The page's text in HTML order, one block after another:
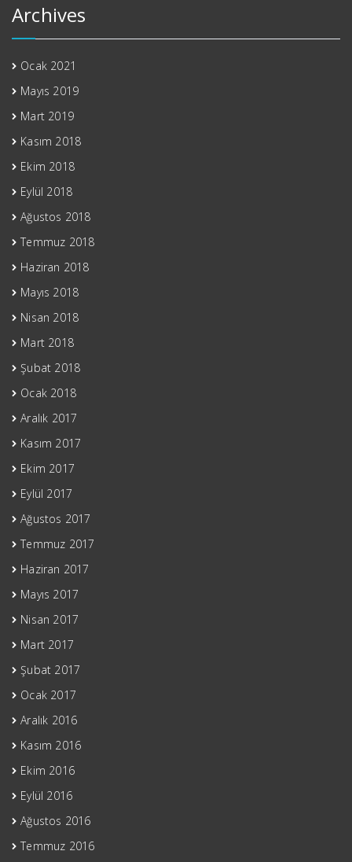
Archives
Ocak 2021
Mayıs 2019
Mart 2019
Kasım 2018
Ekim 2018
Eylül 2018
Ağustos 2018
Temmuz 2018
Haziran 2018
Mayıs 2018
Nisan 2018
Mart 2018
Şubat 2018
Ocak 2018
Aralık 2017
Kasım 2017
Ekim 2017
Eylül 2017
Ağustos 2017
Temmuz 2017
Haziran 2017
Mayıs 2017
Nisan 2017
Mart 2017
Şubat 2017
Ocak 2017
Aralık 2016
Kasım 2016
Ekim 2016
Eylül 2016
Ağustos 2016
Temmuz 2016